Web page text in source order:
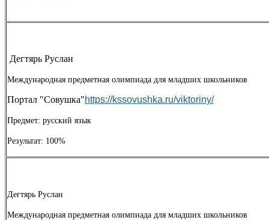
Дегтярь Руслан
Международная предметная олимпиада для младших школьников
Портал "Совушка"https://kssovushka.ru/viktoriny/
Предмет: русский язык
Результат: 100%
Дегтярь Руслан
Международная предметная олимпиада для младших школьников